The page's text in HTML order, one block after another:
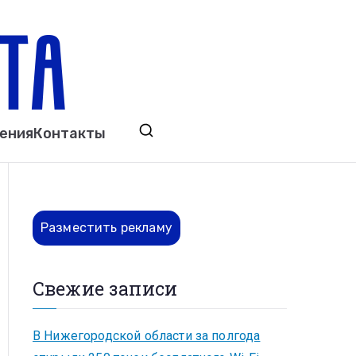
Выкса. Муром. Кулебаки. Навашино,
Контакты
Разместить рекламу
Свежие записи
В Нижегородской области за полгода